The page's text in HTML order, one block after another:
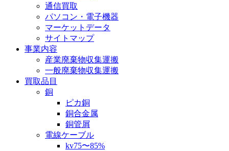
通信買取
パソコン・電子機器
マーケットデータ
サイトマップ
事業内容
産業廃棄物収集運搬
一般廃棄物収集運搬
買取品目
銅
ピカ銅
銅合金属
銅管屑
電線ケーブル
kv75〜85%